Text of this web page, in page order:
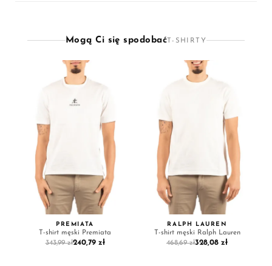
Mogą Ci się spodobaćT-SHIRTY
PREMIATA
T-shirt męski Premiata
343,99 zł240,79 zł
RALPH LAUREN
T-shirt męski Ralph Lauren
468,69 zł328,08 zł